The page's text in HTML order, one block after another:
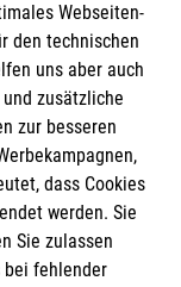
Webseiten-
den technischen
uns aber auch
zusätzliche
zur besseren
dass Cookies
werden. Sie
Sie zulassen
bei fehlender